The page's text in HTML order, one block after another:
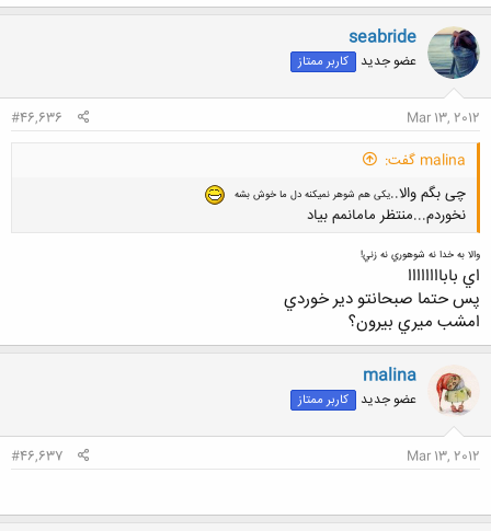
seabride
عضو جدید کاربر ممتاز
Mar 13, 2012
#46,636
malina گفت:
چی بگم والا..یکی هم شوهر نمیکنه دل ما خوش بشه
نخوردم...منتظر مامانمم بیاد
والا به خدا نه شوهوري نه زني!
اي باباااااااا
پس حتما صبحانتو دير خوردي
امشب ميري بيرون؟
malina
عضو جدید کاربر ممتاز
Mar 13, 2012
#46,637